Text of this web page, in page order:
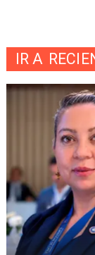
IR A